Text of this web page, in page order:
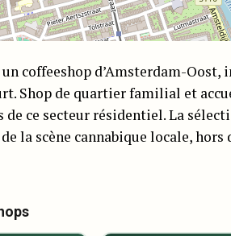
coffeeshop d’Amsterdam-
Shop de quartier familial et
de ce secteur résidentiel. La
la scène cannabique locale,